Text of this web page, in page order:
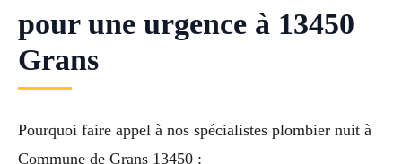
pour une urgence à 13450
Grans
Pourquoi faire appel à nos spécialistes plombier nuit à
Commune de Grans 13450 :